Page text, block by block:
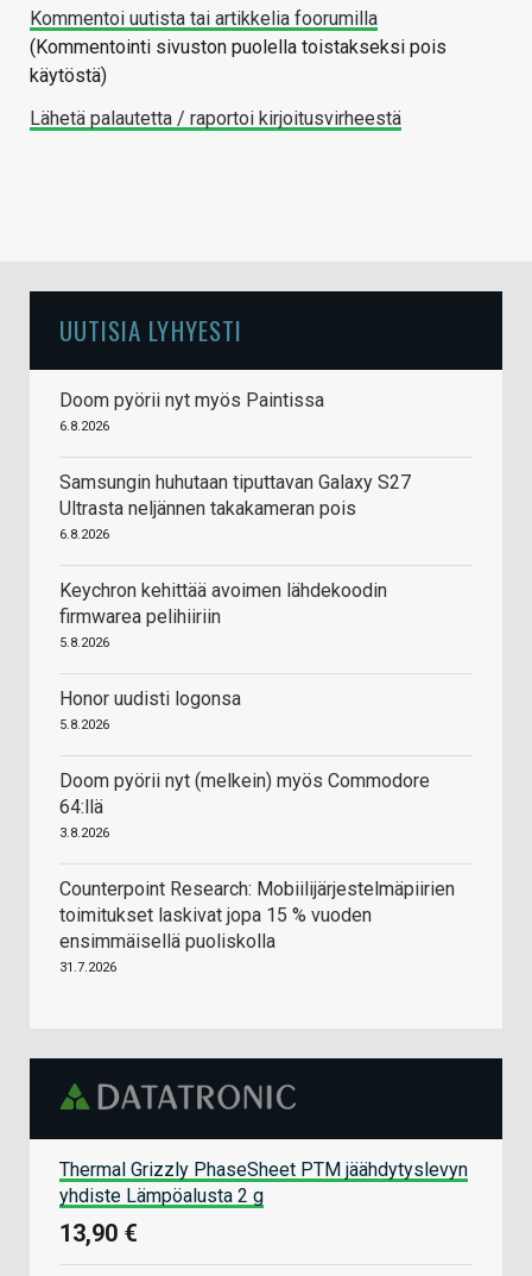
Kommentoi uutista tai artikkelia foorumilla
(Kommentointi sivuston puolella toistakseksi pois
käytöstä)
Lähetä palautetta / raportoi kirjoitusvirheestä
UUTISIA LYHYESTI
Doom pyörii nyt myös Paintissa
6.8.2026
Samsungin huhutaan tiputtavan Galaxy S27
Ultrasta neljännen takakameran pois
6.8.2026
Keychron kehittää avoimen lähdekoodin
firmwarea pelihiiriin
5.8.2026
Honor uudisti logonsa
5.8.2026
Doom pyörii nyt (melkein) myös Commodore
64:llä
3.8.2026
Counterpoint Research: Mobiilijärjestelmäpiirien
toimitukset laskivat jopa 15 % vuoden
ensimmäisellä puoliskolla
31.7.2026
Thermal Grizzly PhaseSheet PTM jäähdytyslevyn
yhdiste Lämpöalusta 2 g
13,90 €